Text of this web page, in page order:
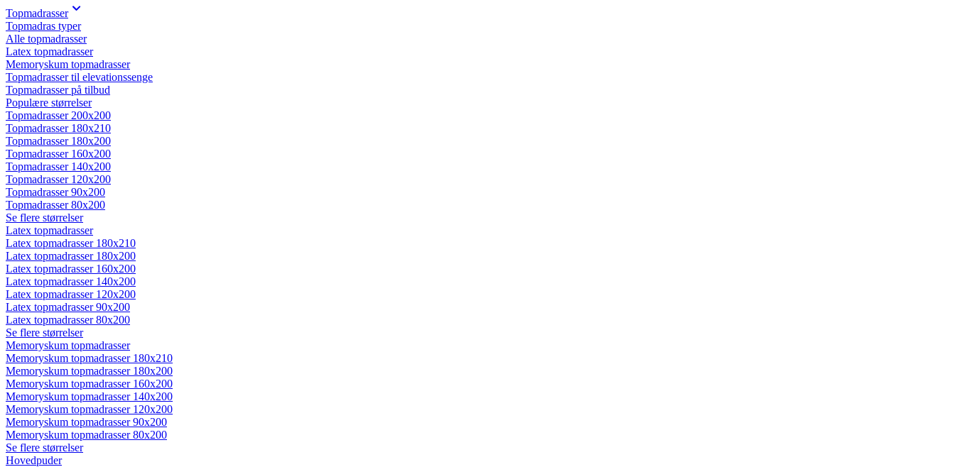
Topmadrasser
Topmadras typer
Alle topmadrasser
Latex topmadrasser
Memoryskum topmadrasser
Topmadrasser til elevationssenge
Topmadrasser på tilbud
Populære størrelser
Topmadrasser 200x200
Topmadrasser 180x210
Topmadrasser 180x200
Topmadrasser 160x200
Topmadrasser 140x200
Topmadrasser 120x200
Topmadrasser 90x200
Topmadrasser 80x200
Se flere størrelser
Latex topmadrasser
Latex topmadrasser 180x210
Latex topmadrasser 180x200
Latex topmadrasser 160x200
Latex topmadrasser 140x200
Latex topmadrasser 120x200
Latex topmadrasser 90x200
Latex topmadrasser 80x200
Se flere størrelser
Memoryskum topmadrasser
Memoryskum topmadrasser 180x210
Memoryskum topmadrasser 180x200
Memoryskum topmadrasser 160x200
Memoryskum topmadrasser 140x200
Memoryskum topmadrasser 120x200
Memoryskum topmadrasser 90x200
Memoryskum topmadrasser 80x200
Se flere størrelser
Hovedpuder